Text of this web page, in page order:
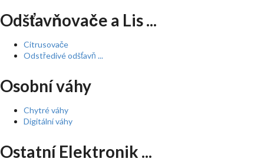
Odšťavňovače a Lis ...
Citrusovače
Odstředivé odšťavň ...
Osobní váhy
Chytré váhy
Digitální váhy
Ostatní Elektronik ...